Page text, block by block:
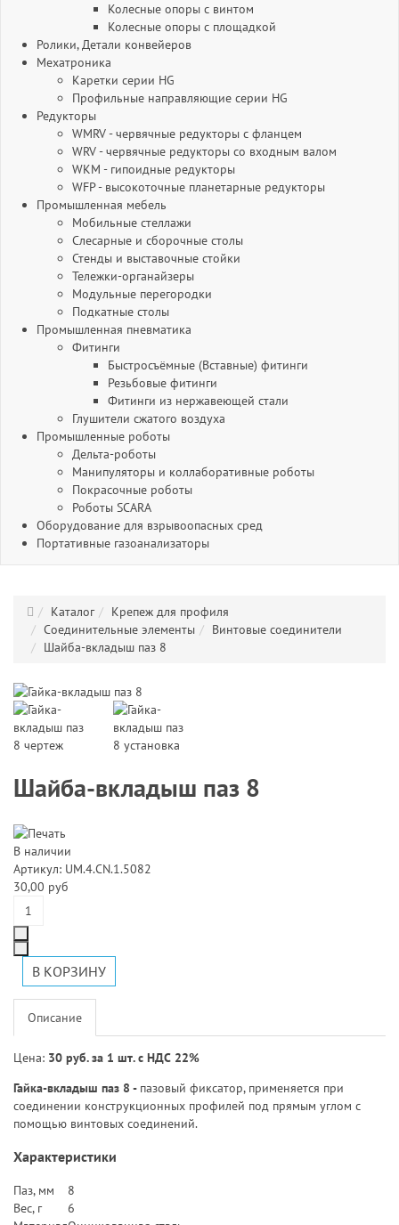
Колесные опоры с винтом
Колесные опоры с площадкой
Ролики, Детали конвейеров
Мехатроника
Каретки серии HG
Профильные направляющие серии HG
Редукторы
WMRV - червячные редукторы с фланцем
WRV - червячные редукторы со входным валом
WKM - гипоидные редукторы
WFP - высокоточные планетарные редукторы
Промышленная мебель
Мобильные стеллажи
Слесарные и сборочные столы
Стенды и выставочные стойки
Тележки-органайзеры
Модульные перегородки
Подкатные столы
Промышленная пневматика
Фитинги
Быстросъёмные (Вставные) фитинги
Резьбовые фитинги
Фитинги из нержавеющей стали
Глушители сжатого воздуха
Промышленные роботы
Дельта-роботы
Манипуляторы и коллаборативные роботы
Покрасочные роботы
Роботы SCARA
Оборудование для взрывоопасных сред
Портативные газоанализаторы
Каталог
Крепеж для профиля
Соединительные элементы
Винтовые соединители
Шайба-вкладыш паз 8
Шайба-вкладыш паз 8
В наличии
Артикул: UM.4.CN.1.5082
30,00 руб
Описание
Цена: 30 руб. за 1 шт. с НДС 22%
Гайка-вкладыш паз 8 - пазовый фиксатор, применяется при
соединении конструкционных профилей под прямым углом с
помощью винтовых соединений.
Характеристики
Паз, мм
8
Вес, г
6